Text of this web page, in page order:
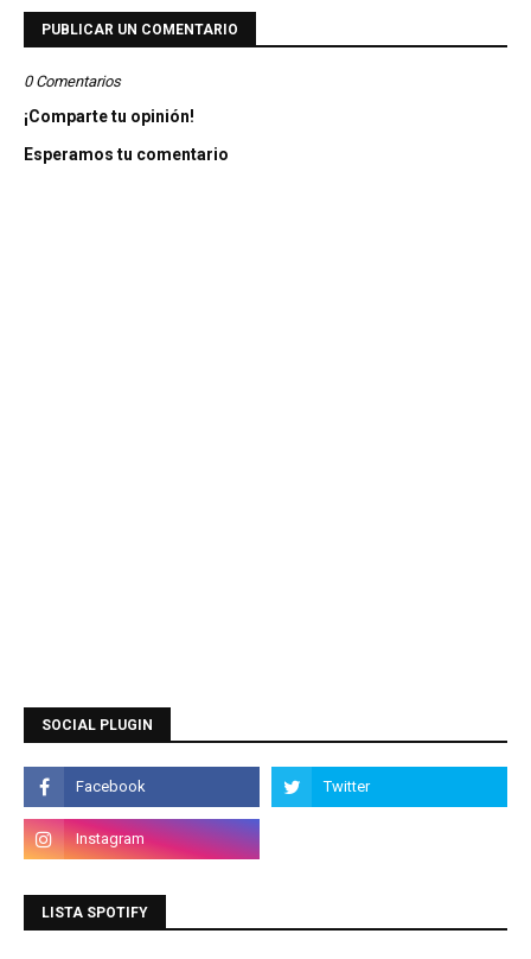
PUBLICAR UN COMENTARIO
0 Comentarios
¡Comparte tu opinión!
Esperamos tu comentario
SOCIAL PLUGIN
LISTA SPOTIFY